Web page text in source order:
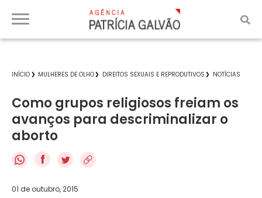
INÍCIO MULHERES DE OLHO DIREITOS SEXUAIS E REPRODUTIVOS NOTÍCIAS
Como grupos religiosos freiam os
avanços para descriminalizar o
aborto
f
01 de outubro, 2015